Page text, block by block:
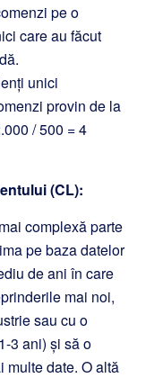
pe o
care au făcut
unici
provin de la
/ 500 = 4
(CL):
complexă parte
pe baza datelor
de ani în care
mai noi,
sau cu o
3 ani) și să o
multe date. O altă